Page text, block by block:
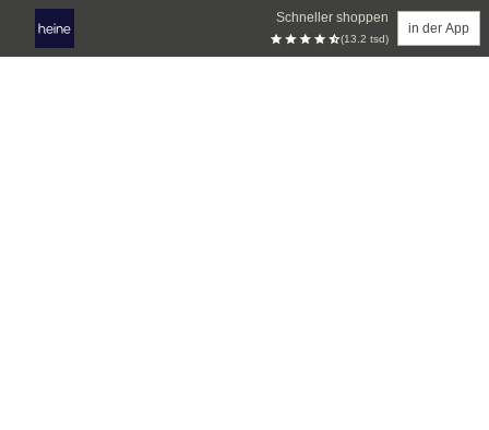
Schneller shoppen
(13.2 tsd)
in der App